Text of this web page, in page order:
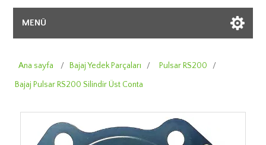
MENÜ
Ana sayfa / Bajaj Yedek Parçaları / Pulsar RS200
/
Bajaj Pulsar RS200 Silindir Üst Conta